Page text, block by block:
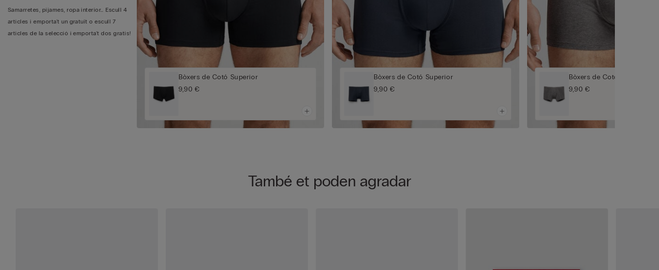
Samarretes, pijames, ropa interior… Escull 4
articles i emporta't un gratuït o escull 7
articles de la selecció i emporta't dos gratis!
Bòxers de Cotó Superior
9,90 €
Bòxers de Cotó Superior
9,90 €
Bòxers de Cotó Superior
9,90 €
També et poden agradar